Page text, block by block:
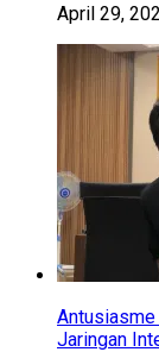
April 29,
Jaringan